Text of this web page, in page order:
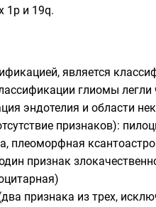
1p и 19q.
является
глиомы
эндотелия и области
признаков):
плеоморфная
признак
признака из трех,